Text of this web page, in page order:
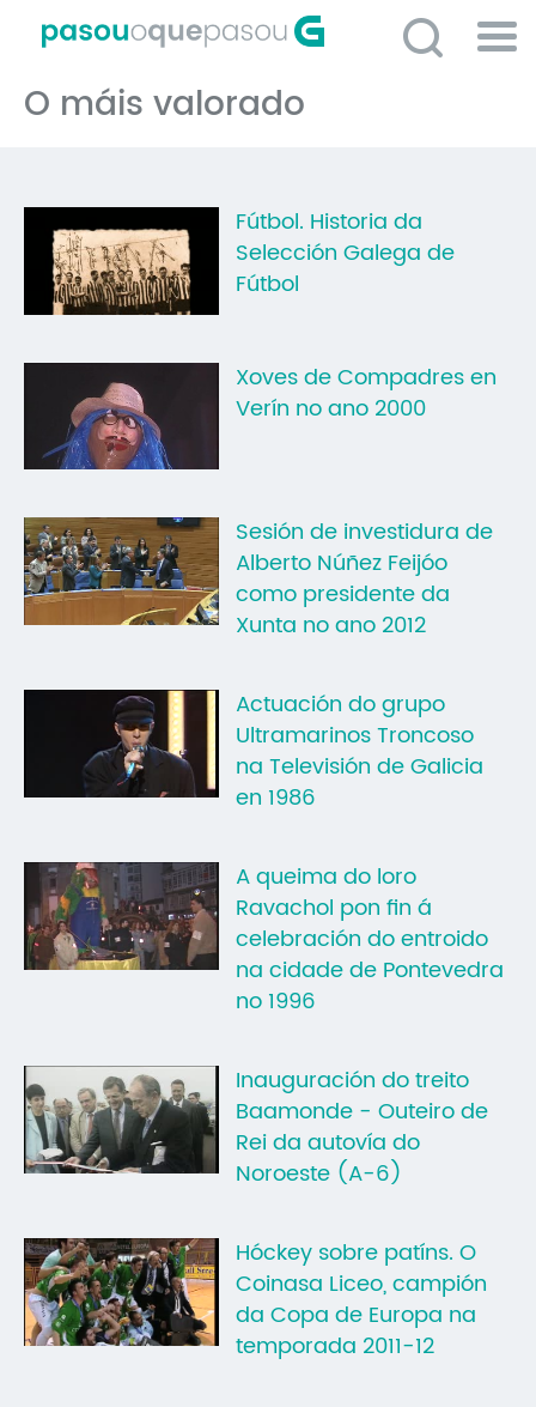
contido
O máis valorado
Fútbol. Historia da
Selección Galega de
Fútbol
Xoves de Compadres en
Verín no ano 2000
Sesión de investidura de
Alberto Núñez Feijóo
como presidente da
Xunta no ano 2012
Actuación do grupo
Ultramarinos Troncoso
na Televisión de Galicia
en 1986
A queima do loro
Ravachol pon fin á
celebración do entroido
na cidade de Pontevedra
no 1996
Inauguración do treito
Baamonde - Outeiro de
Rei da autovía do
Noroeste (A-6)
Hóckey sobre patíns. O
Coinasa Liceo, campión
da Copa de Europa na
temporada 2011-12